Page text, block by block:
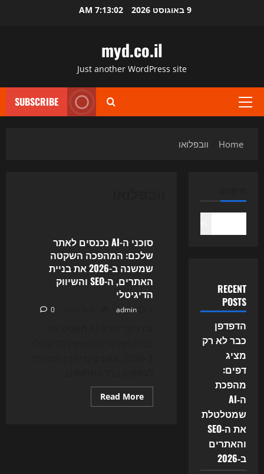
9 באוגוסט 2026 7:13:02 AM
myd.co.il
Just another WordPress site
Primary
SUBSCRIBE
Home וובפלואו
סוכני ה-AI נכנסים לאתר
שלכם: המהפכה השקטה
שמשנה ב-2026 את בניית
האתרים, ה-SEO והשיווק
הדיגיטלי
admin
0
Read More
more
RECENT
POSTS
הדפדפן
כבר לא רק
מציג
דפים:
מהפכת
ה‑AI
שמטלטלת
את ה‑SEO
והאתרים
ב‑2026